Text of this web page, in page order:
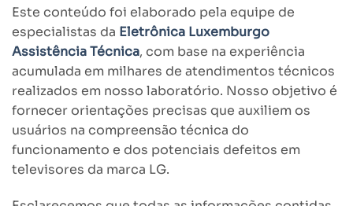
Este conteúdo foi elaborado pela equipe de
especialistas da Eletrônica Luxemburgo
Assistência Técnica, com base na experiência
acumulada em milhares de atendimentos técnicos
realizados em nosso laboratório. Nosso objetivo é
fornecer orientações precisas que auxiliem os
usuários na compreensão técnica do
funcionamento e dos potenciais defeitos em
televisores da marca LG.